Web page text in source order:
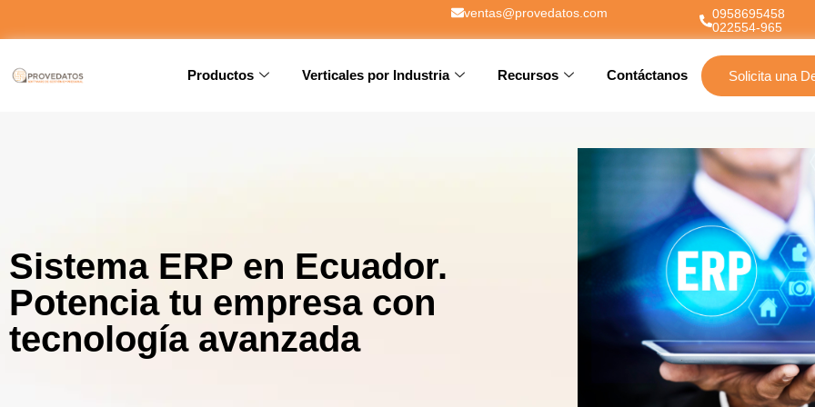
ventas@provedatos.com
0958695458
022554-965
Productos Verticales por Industria Recursos Contáctanos Solicita una
Sistema ERP en Ecuador.
Potencia tu empresa con
tecnología avanzada